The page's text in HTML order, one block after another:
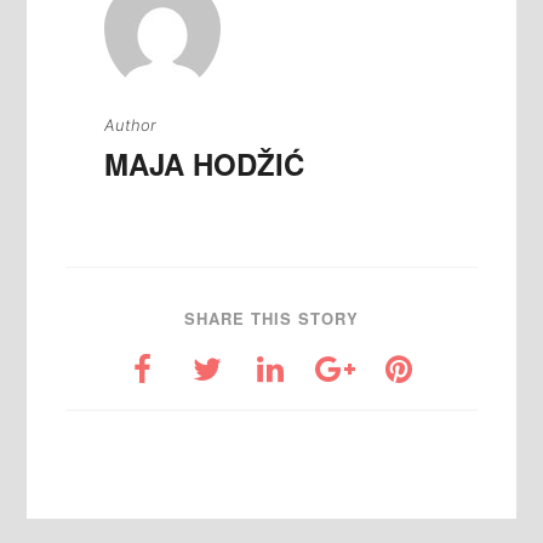
Author
MAJA HODŽIĆ
SHARE THIS STORY